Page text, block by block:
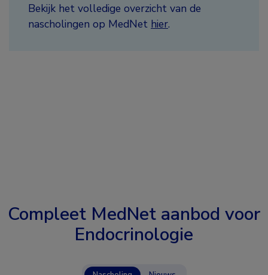
Bekijk het volledige overzicht van de
nascholingen op MedNet hier.
Compleet MedNet aanbod voor
Endocrinologie